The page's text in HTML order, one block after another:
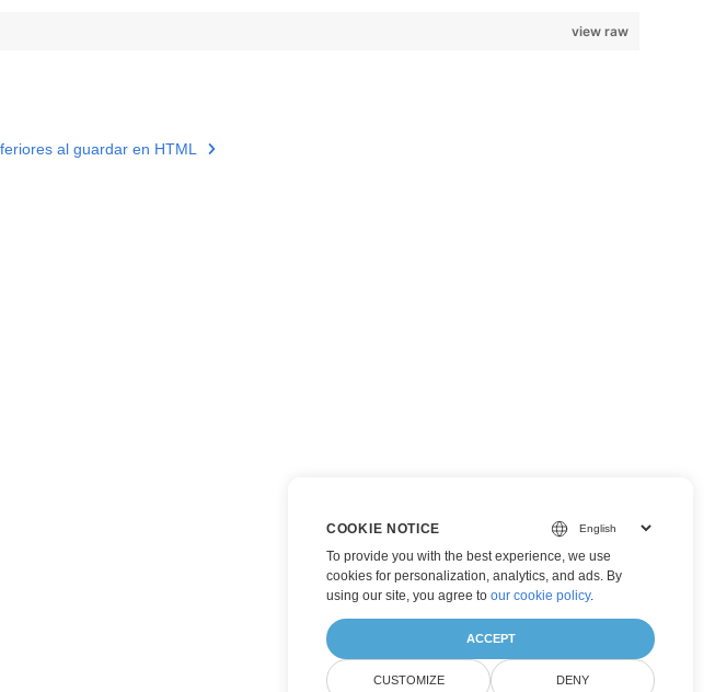
view raw
al guardar en HTML
COOKIE NOTICE
To provide you with the best experience, we use
cookies for personalization, analytics, and ads. By
using our site, you agree to our cookie policy.
ACCEPT
CUSTOMIZE DENY